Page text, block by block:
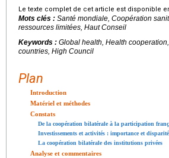
Le texte complet de cet article est disponible
Mots clés : Santé mondiale, Coopération
ressources limitées, Haut Conseil
Keywords : Global health, Health
countries, High Council
Plan
Introduction
Matériel et méthodes
Constats
De la coopération bilatérale à la participation
Investissements et activités : importance et disparité
La coopération bilatérale des institutions privées
Analyse et commentaires